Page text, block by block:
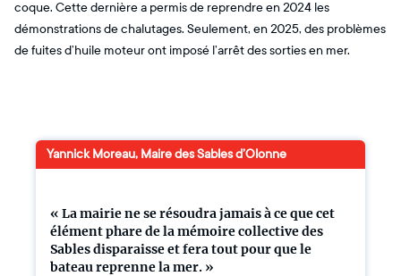
coque. Cette dernière a permis de reprendre en 2024 les
démonstrations de chalutages. Seulement, en 2025, des problèmes
de fuites d’huile moteur ont imposé l’arrêt des sorties en mer.
« La mairie ne se résoudra jamais à ce que cet
élément phare de la mémoire collective des
Sables disparaisse et fera tout pour que le
bateau reprenne la mer. »
Yannick Moreau, Maire des Sables d’Olonne